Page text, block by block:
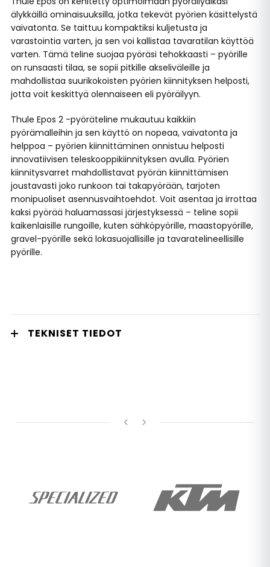
älykkäillä ominaisuuksilla, jotka tekevät pyörien käsittelystä
vaivatonta. Se taittuu kompaktiksi kuljetusta ja
varastointia varten, ja sen voi kallistaa tavaratilan käyttöä
varten. Tämä teline suojaa pyöräsi tehokkaasti – pyörille
on runsaasti tilaa, se sopii pitkille akseliväleille ja
mahdollistaa suurikokoisten pyörien kiinnityksen helposti,
jotta voit keskittyä olennaiseen eli pyöräilyyn.
Thule Epos 2 -pyöräteline mukautuu kaikkiin
pyörämalleihin ja sen käyttö on nopeaa, vaivatonta ja
helppoa – pyörien kiinnittäminen onnistuu helposti
innovatiivisen teleskooppikiinnityksen avulla. Pyörien
kiinnitysvarret mahdollistavat pyörän kiinnittämisen
joustavasti joko runkoon tai takapyörään, tarjoten
monipuoliset asennusvaihtoehdot. Voit asentaa ja irrottaa
kaksi pyörää haluamassasi järjestyksessä – teline sopii
kaikenlaisille rungoille, kuten sähköpyörille, maastopyörille,
gravel-pyörille sekä lokasuojallisille ja tavaratelineellisille
pyörille.
TEKNISET TIEDOT